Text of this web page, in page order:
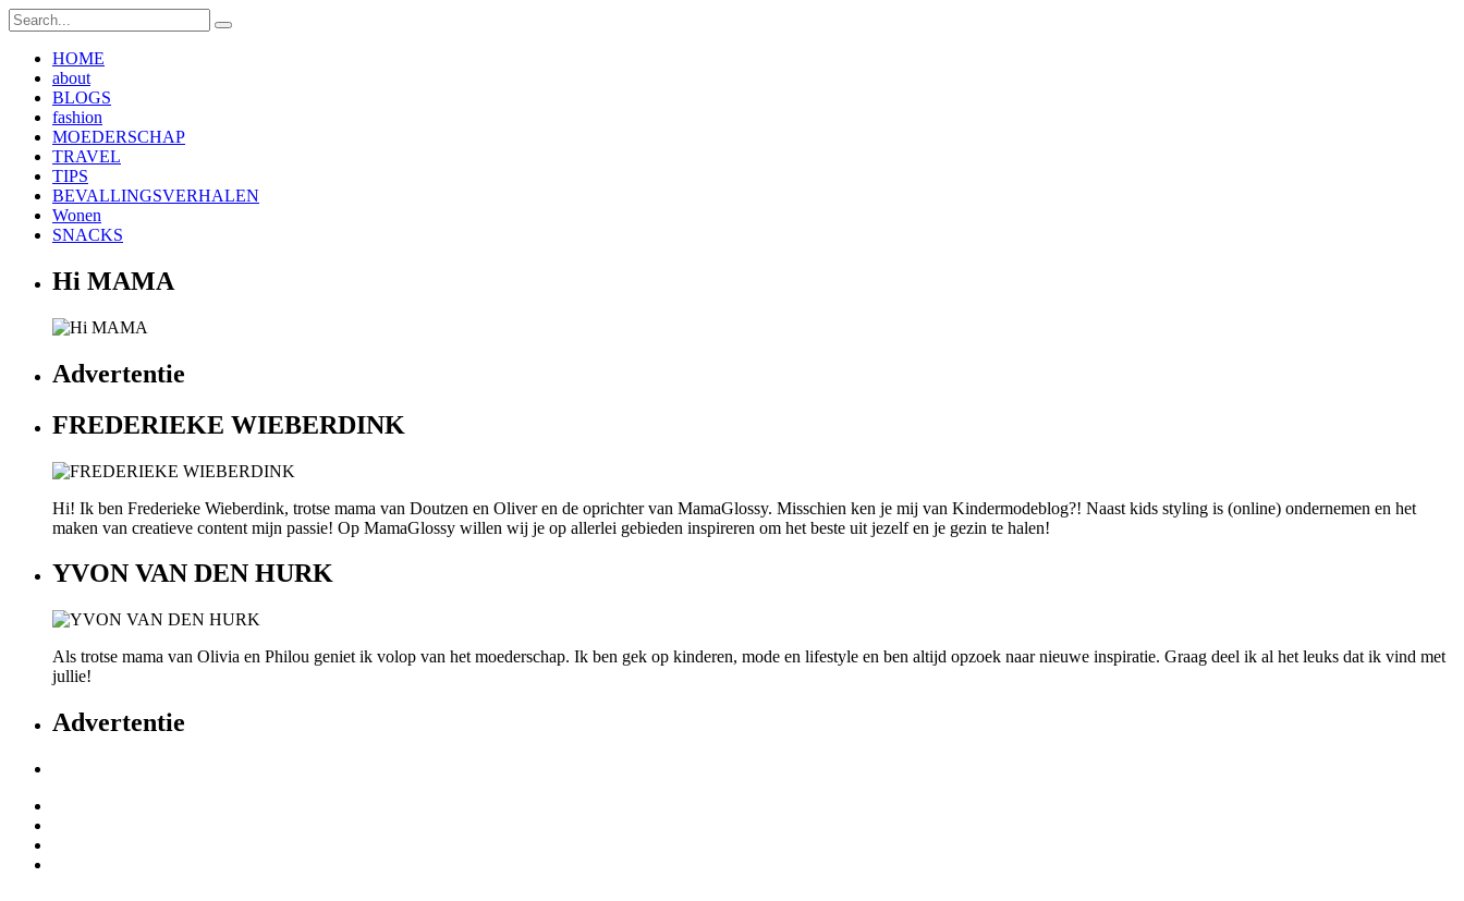
HOME
about
BLOGS
fashion
MOEDERSCHAP
TRAVEL
TIPS
BEVALLINGSVERHALEN
Wonen
SNACKS
Hi MAMA
Advertentie
FREDERIEKE WIEBERDINK
Hi! Ik ben Frederieke Wieberdink, trotse mama van Doutzen en Oliver en de oprichter van MamaGlossy. Misschien ken je mij van Kindermodeblog?! Naast kids styling is (online) ondernemen en het
maken van creatieve content mijn passie! Op MamaGlossy willen wij je op allerlei gebieden inspireren om het beste uit jezelf en je gezin te halen!
YVON VAN DEN HURK
Als trotse mama van Olivia en Philou geniet ik volop van het moederschap. Ik ben gek op kinderen, mode en lifestyle en ben altijd opzoek naar nieuwe inspiratie. Graag deel ik al het leuks dat ik vind met
jullie!
Advertentie